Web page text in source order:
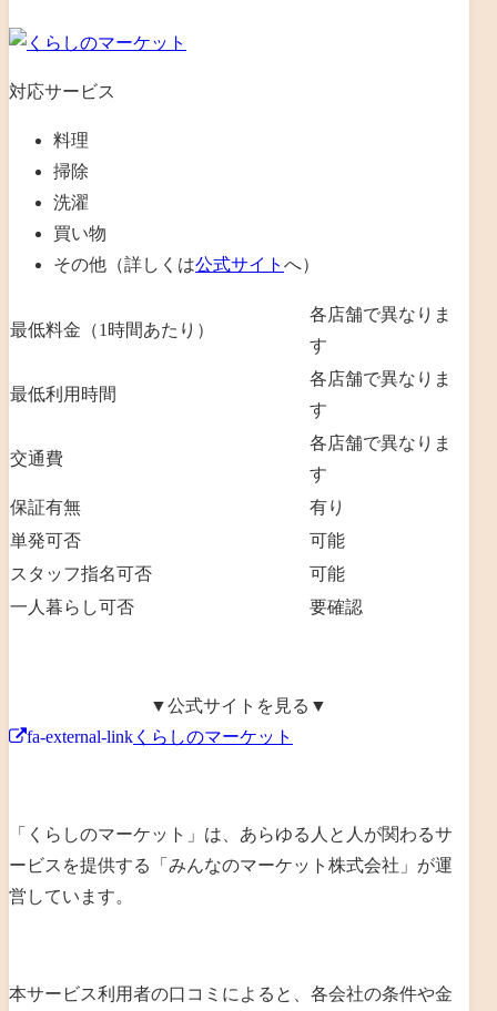
対応サービス
料理
掃除
洗濯
買い物
その他（詳しくは公式サイト へ）
最低料金（1時間あたり）
各店舗で異なりま
す
最低利用時間
各店舗で異なりま
す
交通費
各店舗で異なりま
す
保証有無
有り
単発可否
可能
スタッフ指名可否
可能
一人暮らし可否
要確認
▼公式サイトを見る▼
fa-external-link くらしのマーケット
「くらしのマーケット」は、あらゆる人と人が関わるサ
ービスを提供する「みんなのマーケット株式会社」が運
営しています。
本サービス利用者の口コミによると、各会社の条件や金